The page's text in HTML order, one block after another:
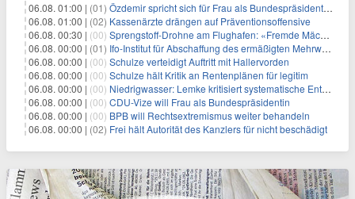
06.08. 01:00 | (01) Özdemir spricht sich für Frau als Bundespräsidentin aus
06.08. 01:00 | (02) Kassenärzte drängen auf Präventionsoffensive
06.08. 00:30 | (00) Sprengstoff-Drohne am Flughafen: «Fremde Mächte» am Werk?
06.08. 00:00 | (01) Ifo-Institut für Abschaffung des ermäßigten Mehrwertsteuersatzes
06.08. 00:00 | (00) Schulze verteidigt Auftritt mit Hallervorden
06.08. 00:00 | (00) Schulze hält Kritik an Rentenplänen für legitim
06.08. 00:00 | (00) Niedrigwasser: Lemke kritisiert systematische Entwässerung
06.08. 00:00 | (00) CDU-Vize will Frau als Bundespräsidentin
06.08. 00:00 | (00) BPB will Rechtsextremismus weiter behandeln
06.08. 00:00 | (02) Frei hält Autorität des Kanzlers für nicht beschädigt